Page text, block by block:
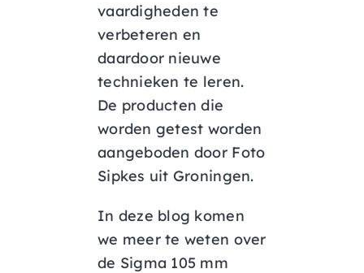
vaardigheden te
verbeteren en
daardoor nieuwe
technieken te leren.
De producten die
worden getest worden
aangeboden door Foto
Sipkes uit Groningen.
In deze blog komen
we meer te weten over
de Sigma 105 mm